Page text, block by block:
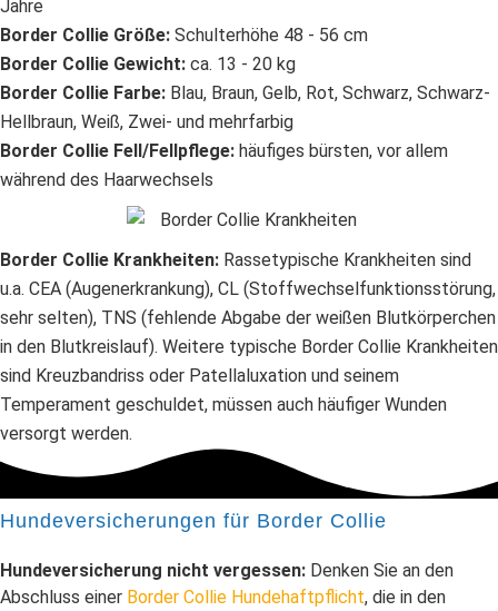
Jahre
Border Collie Größe: Schulterhöhe 48 - 56 cm
Border Collie Gewicht: ca. 13 - 20 kg
Border Collie Farbe: Blau, Braun, Gelb, Rot, Schwarz, Schwarz-
Hellbraun, Weiß, Zwei- und mehrfarbig
Border Collie Fell/Fellpflege: häufiges bürsten, vor allem
während des Haarwechsels
Border Collie Krankheiten: Rassetypische Krankheiten sind
u.a. CEA (Augenerkrankung), CL (Stoffwechselfunktionsstörung,
sehr selten), TNS (fehlende Abgabe der weißen Blutkörperchen
in den Blutkreislauf). Weitere typische Border Collie Krankheiten
sind Kreuzbandriss oder Patellaluxation und seinem
Temperament geschuldet, müssen auch häufiger Wunden
versorgt werden.
Hundeversicherungen für Border Collie
Hundeversicherung nicht vergessen: Denken Sie an den
Abschluss einer Border Collie Hundehaftpflicht, die in den